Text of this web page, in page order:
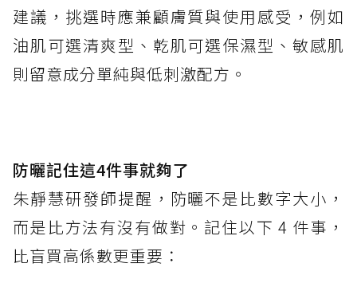
建議，挑選時應兼顧膚質與使用感受，例如
油肌可選清爽型、乾肌可選保濕型、敏感肌
則留意成分單純與低刺激配方。
防曬記住這4件事就夠了
朱靜慧研發師提醒，防曬不是比數字大小，
而是比方法有沒有做對。記住以下 4 件事，
比盲買高係數更重要：